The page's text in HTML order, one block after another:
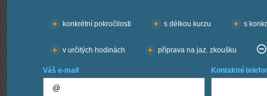
konkrétní pokročilosti
s délkou kurzu s
v určitých hodinách příprava na jaz. zkoušku
Váš e-mail Kontaktní